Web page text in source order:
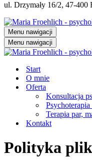
ul. Drzymały 16/2, 47-400
Menu nawigacji
Menu nawigacji
Start
O mnie
Oferta
Konsultacja
Terapia par,
Kontakt
Polityka